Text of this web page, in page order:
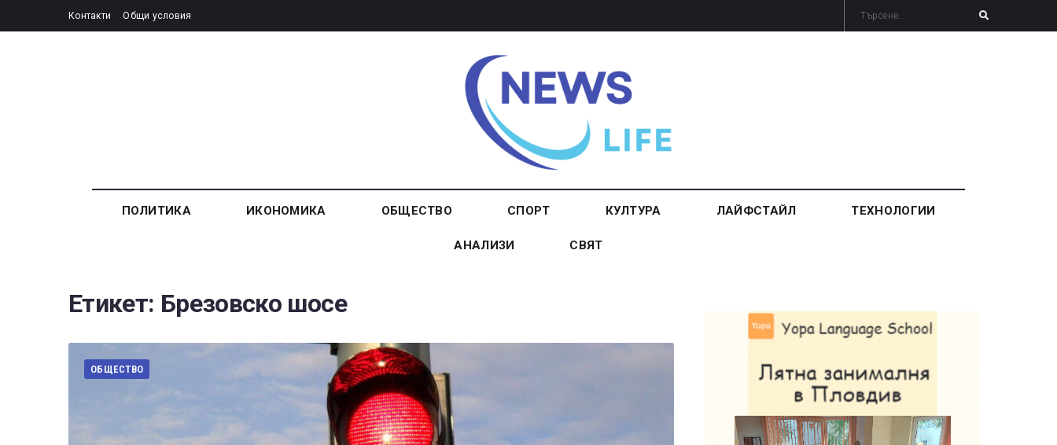
Контакти Общи условия
ПОЛИТИКА ИКОНОМИКА ОБЩЕСТВО СПОРТ КУЛТУРА ЛАЙФСТАЙЛ ТЕХНОЛОГИИ
АНАЛИЗИ СВЯТ
Етикет: Брезовско шосе
ОБЩЕСТВО